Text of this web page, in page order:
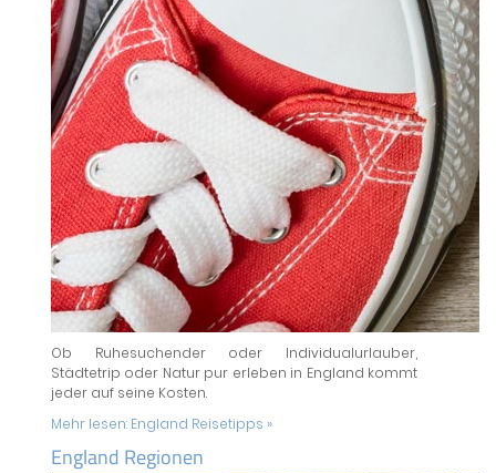
Ob Ruhesuchender oder Individualurlauber,
Städtetrip oder Natur pur erleben in England kommt
jeder auf seine Kosten.
Mehr lesen: England Reisetipps »
England Regionen